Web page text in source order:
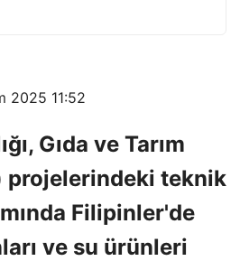
2025 11:52
Gıda ve Tarım
projelerindeki teknik
Filipinler'de
ve su ürünleri